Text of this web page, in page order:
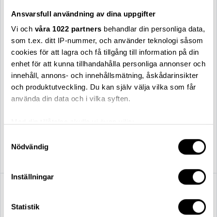
Ansvarsfull användning av dina uppgifter
Vi och våra 1022 partners behandlar din personliga data,
som t.ex. ditt IP-nummer, och använder teknologi såsom
cookies för att lagra och få tillgång till information på din
enhet för att kunna tillhandahålla personliga annonser och
innehåll, annons- och innehållsmätning, åskådarinsikter
och produktutveckling. Du kan själv välja vilka som får
använda din data och i vilka syften.
som kan ha en noggrannhet på upp till flera meter
Ta reda på mer om hur dina personliga uppgifter
Du kan ändra eller dra tillbaka ditt samtycke när som
Nödvändig
Inställningar
Statistik
Relief Relief